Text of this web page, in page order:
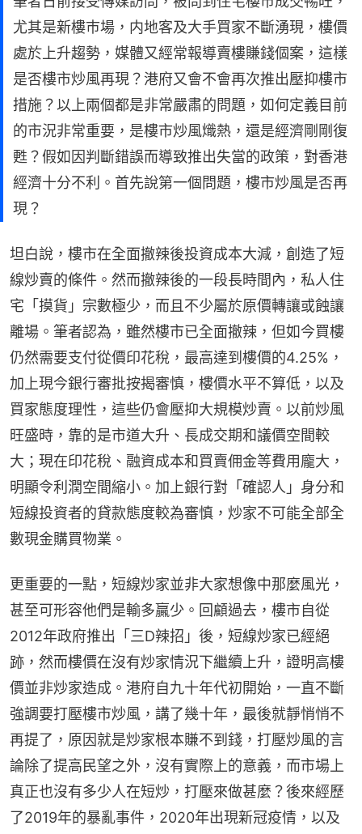
尤其是新樓巿場，内地客及大手買家不斷湧現，樓價
處於上升趨勢，媒體又經常報導賣樓賺錢個案，這樣
是否樓市炒風再現？港府又會不會再次推出壓抑樓市
措施？以上兩個都是非常嚴肅的問題，如何定義目前
的市況非常重要，是樓市炒風熾熱，還是經濟剛剛復
甦？假如因判斷錯誤而導致推出失當的政策，對香港
經濟十分不利。首先說第一個問題，樓市炒風是否再
現？
坦白說，樓市在全面撤辣後投資成本大減，創造了短
線炒賣的條件。然而撤辣後的一段長時間內，私人住
宅「摸貨」宗數極少，而且不少屬於原價轉讓或蝕讓
離場。筆者認為，雖然樓市已全面撤辣，但如今買樓
仍然需要支付從價印花稅，最高達到樓價的4.25%，
加上現今銀行審批按揭審慎，樓價水平不算低，以及
買家態度理性，這些仍會壓抑大規模炒賣。以前炒風
旺盛時，靠的是市道大升、長成交期和議價空間較
大；現在印花稅、融資成本和買賣佣金等費用龐大，
明顯令利潤空間縮小。加上銀行對「確認人」身分和
短線投資者的貸款態度較為審慎，炒家不可能全部全
數現金購買物業。
更重要的一點，短線炒家並非大家想像中那麼風光，
甚至可形容他們是輸多贏少。回顧過去，樓市自從
2012年政府推出「三D辣招」後，短線炒家已經絕
跡，然而樓價在沒有炒家情況下繼續上升，證明高樓
價並非炒家造成。港府自九十年代初開始，一直不斷
強調要打壓樓市炒風，講了幾十年，最後就靜悄悄不
再提了，原因就是炒家根本賺不到錢，打壓炒風的言
論除了提高民望之外，沒有實際上的意義，而市場上
真正也沒有多少人在短炒，打壓來做甚麼？後來經歷
了2019年的暴亂事件，2020年出現新冠疫情，以及